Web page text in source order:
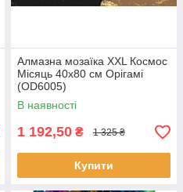
Алмазна мозаїка XXL Космос
Місяць 40х80 см Орігамі
(OD6005)
В наявності
1 192,50 ₴ 1 325 ₴
Купити